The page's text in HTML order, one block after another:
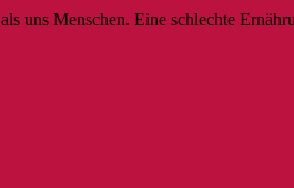
uns Menschen. Eine schlechte